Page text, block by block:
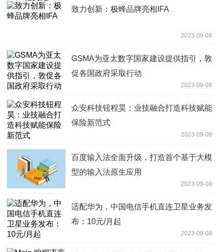
致力创新：极蜂品牌亮相IFA
2023-09-08
GSMA为亚太数字国家建设提供指引，敦
促各国政府采取行动
2023-09-08
众安科技钮程昊：业技融合打造科技赋能
保险新范式
2023-09-08
百度输入法全面升级，打造首个基于大模
型的输入法原生应用
2023-09-08
适配华为，中国电信手机直连卫星业务发
布：10元/月起
2023-09-08